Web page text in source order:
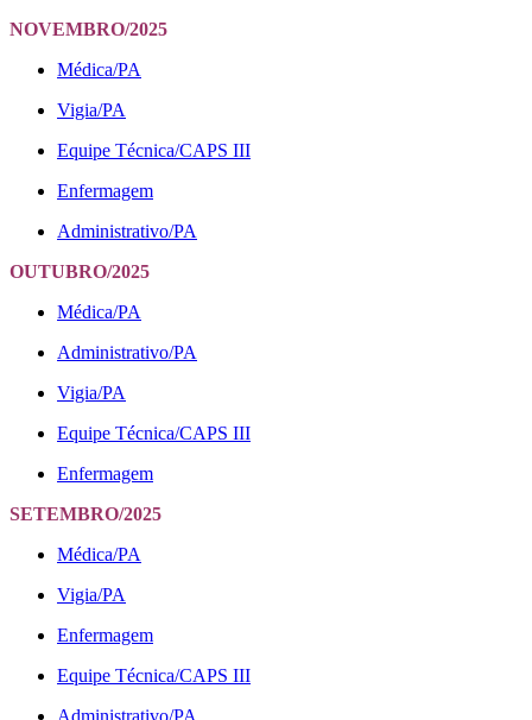
NOVEMBRO/2025
Médica/PA
Vigia/PA
Equipe Técnica/CAPS III
Enfermagem
Administrativo/PA
OUTUBRO/2025
Médica/PA
Administrativo/PA
Vigia/PA
Equipe Técnica/CAPS III
Enfermagem
SETEMBRO/2025
Médica/PA
Vigia/PA
Enfermagem
Equipe Técnica/CAPS III
Administrativo/PA